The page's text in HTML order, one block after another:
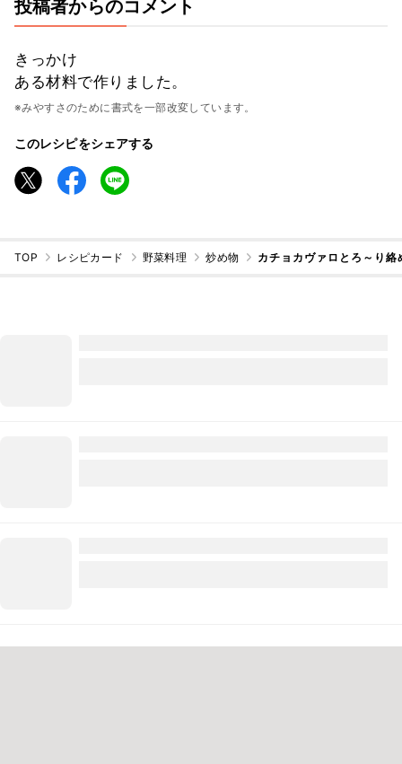
投稿者からのコメント
きっかけ
ある材料で作りました。
※みやすさのために書式を一部改変しています。
このレシピをシェアする
TOP レシピカード 野菜料理 炒め物 カチョカヴァロとろ～り